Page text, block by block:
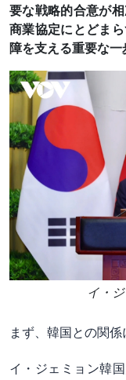
要な戦略的合意が
商業協定にとどま
障を支える重要な一
イ・
まず、韓国との関係
イ・ジェミョン韓